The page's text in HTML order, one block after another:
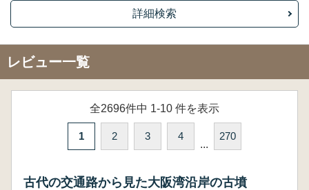
詳細検索
レビュー一覧
全2696件中 1-10 件を表示
1 2 3 4
...
270
古代の交通路から見た大阪湾沿岸の古墳